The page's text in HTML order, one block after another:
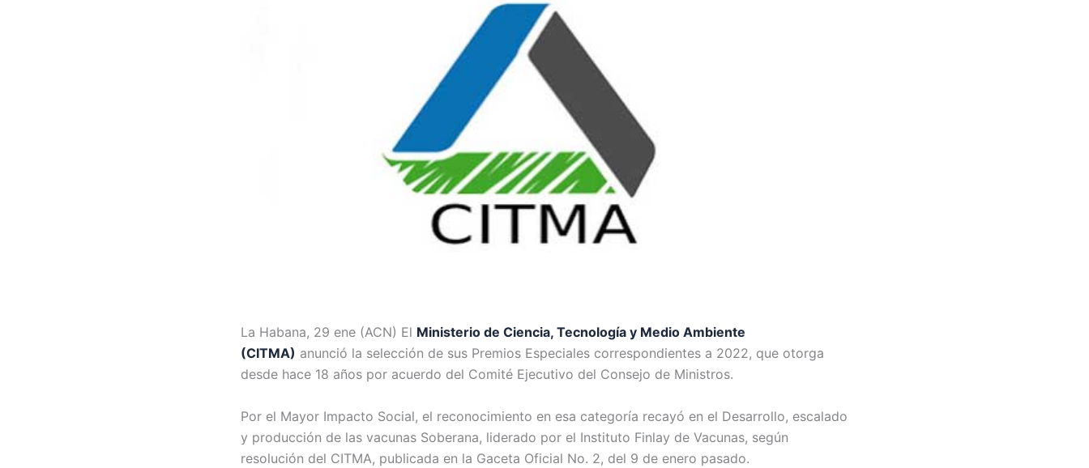
La Habana, 29 ene (ACN) El Ministerio de Ciencia, Tecnología y Medio Ambiente
(CITMA) anunció la selección de sus Premios Especiales correspondientes a 2022, que otorga
desde hace 18 años por acuerdo del Comité Ejecutivo del Consejo de Ministros.
Por el Mayor Impacto Social, el reconocimiento en esa categoría recayó en el Desarrollo, escalado
y producción de las vacunas Soberana, liderado por el Instituto Finlay de Vacunas, según
resolución del CITMA, publicada en la Gaceta Oficial No. 2, del 9 de enero pasado.